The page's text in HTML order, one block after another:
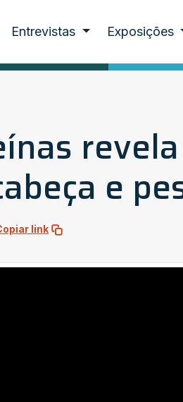
Entrevistas Exposições
e
link